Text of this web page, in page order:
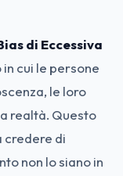
di Eccessiva
cui le persone
le loro
realtà. Questo
credere di
non lo siano in